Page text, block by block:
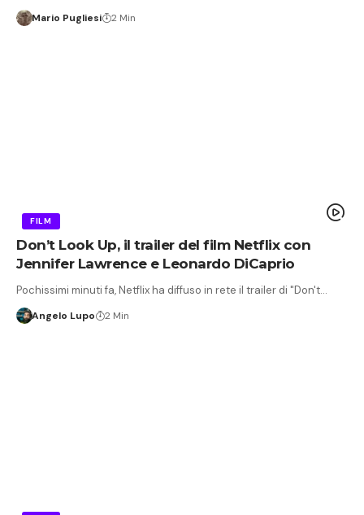
Mario Pugliesi 2 Min
FILM
Don’t Look Up, il trailer del film Netflix con
Jennifer Lawrence e Leonardo DiCaprio
Pochissimi minuti fa, Netflix ha diffuso in rete il trailer di "Don't…
Angelo Lupo 2 Min